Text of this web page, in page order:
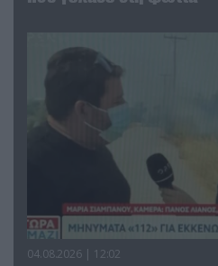
04.08.2026 | 12:02